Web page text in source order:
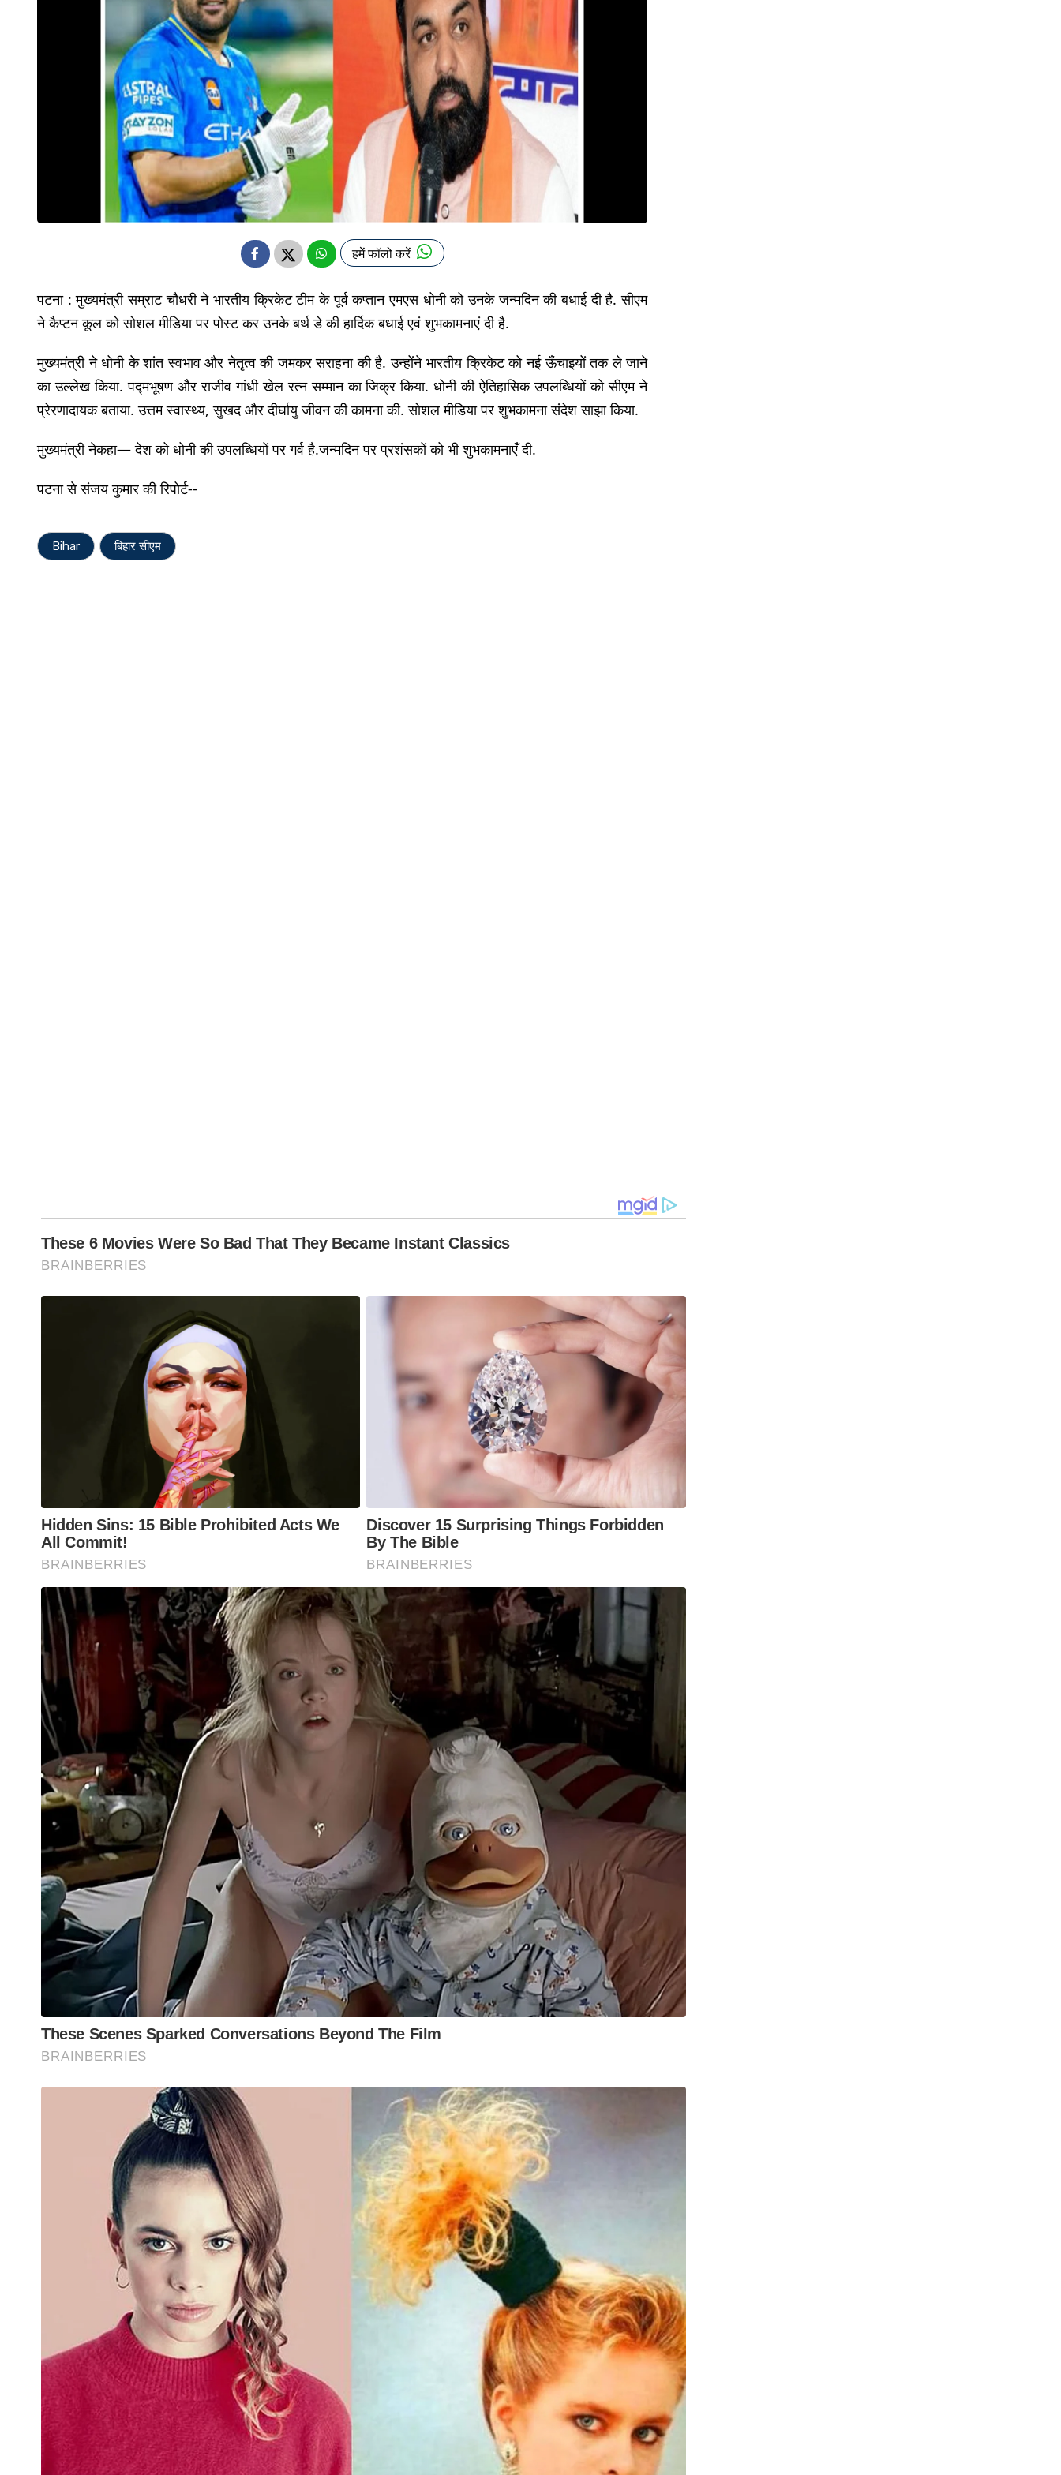
हमें फॉलो करें
पटना : मुख्यमंत्री सम्राट चौधरी ने भारतीय क्रिकेट टीम के पूर्व कप्तान एमएस धोनी को उनके जन्मदिन की बधाई दी है. सीएम
ने कैप्टन कूल को सोशल मीडिया पर पोस्ट कर उनके बर्थ डे की हार्दिक बधाई एवं शुभकामनाएं दी है.
मुख्यमंत्री ने धोनी के शांत स्वभाव और नेतृत्व की जमकर सराहना की है. उन्होंने भारतीय क्रिकेट को नई ऊँचाइयों तक ले जाने
का उल्लेख किया. पद्मभूषण और राजीव गांधी खेल रत्न सम्मान का जिक्र किया. धोनी की ऐतिहासिक उपलब्धियों को सीएम ने
प्रेरणादायक बताया. उत्तम स्वास्थ्य, सुखद और दीर्घायु जीवन की कामना की. सोशल मीडिया पर शुभकामना संदेश साझा किया.
मुख्यमंत्री नेकहा— देश को धोनी की उपलब्धियों पर गर्व है.जन्मदिन पर प्रशंसकों को भी शुभकामनाएँ दी.
पटना से संजय कुमार की रिपोर्ट--
Bihar बिहार सीएम